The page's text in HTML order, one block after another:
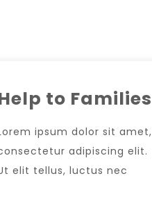
to Families
ipsum dolor sit amet,
adipiscing elit.
elit tellus, luctus nec